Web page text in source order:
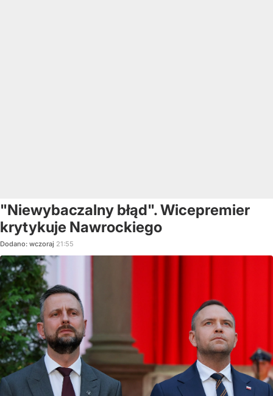
"Niewybaczalny błąd". Wicepremier
krytykuje Nawrockiego
Dodano: wczoraj 21:55